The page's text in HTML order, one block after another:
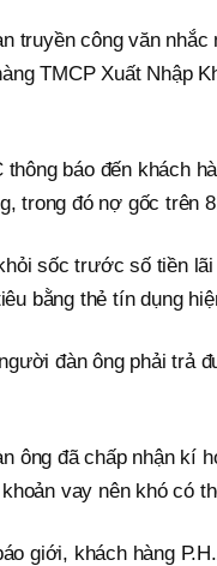
truyền công văn
TMCP Xuất Nhập
báo đến khách
trong đó nợ gốc trên
sốc trước số tiền
bằng thẻ tín dụng
đàn ông phải trả
ông đã chấp nhận kí
vay nên khó có
giới, khách hàng